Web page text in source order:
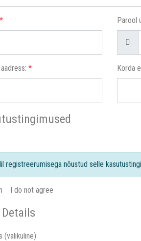
Parool
Näita
* Korda
registreerumisega nõustud selle
I do not agree
(valikuline)